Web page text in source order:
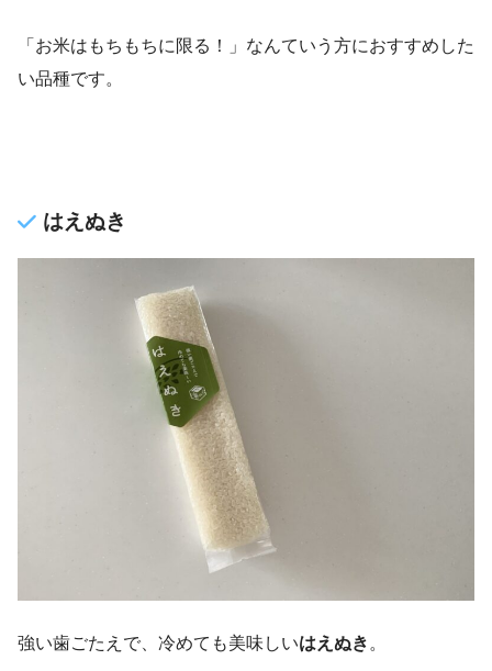
「お米はもちもちに限る！」なんていう方におすすめした
い品種です。
はえぬき
強い歯ごたえで、冷めても美味しいはえぬき 。